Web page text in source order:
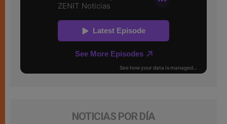
NOTICIAS POR DÍA